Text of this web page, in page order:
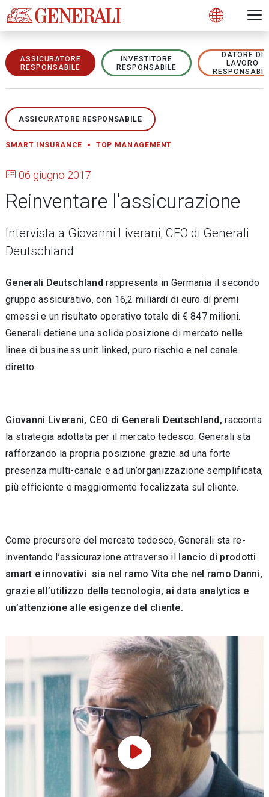
Open
ASSICURATORE
RESPONSABILE
INVESTITORE
RESPONSABILE
DATORE DI
LAVORO
ASSICURATORE RESPONSABILE
SMART INSURANCE TOP MANAGEMENT
06 giugno 2017
Reinventare l'assicurazione
Intervista a Giovanni Liverani, CEO di Generali
Deutschland
Generali Deutschland rappresenta in Germania il secondo
gruppo assicurativo, con 16,2 miliardi di euro di premi
emessi e un risultato operativo totale di € 847 milioni.
Generali detiene una solida posizione di mercato nelle
linee di business unit linked, puro rischio e nel canale
diretto.
Giovanni Liverani, CEO di Generali Deutschland, racconta
la strategia adottata per il mercato tedesco. Generali sta
rafforzando la propria posizione grazie ad una forte
presenza multi-canale e ad un’organizzazione semplificata,
più efficiente e maggiormente focalizzata sul cliente.
Come precursore del mercato tedesco, Generali sta re-
inventando l’assicurazione attraverso il lancio di prodotti
smart e innovativi sia nel ramo Vita che nel ramo Danni,
grazie all’utilizzo della tecnologia, ai data analytics e
un’attenzione alle esigenze del cliente.
Play Video